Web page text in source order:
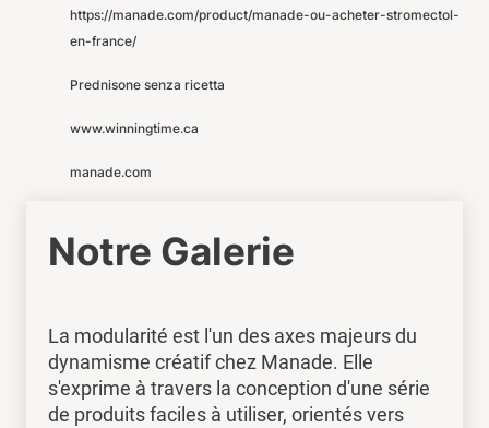
https://manade.com/product/manade-ou-acheter-stromectol-
en-france/
Prednisone senza ricetta
www.winningtime.ca
manade.com
Notre Galerie
La modularité est l'un des axes majeurs du
dynamisme créatif chez Manade. Elle
s'exprime à travers la conception d'une série
de produits faciles à utiliser, orientés vers